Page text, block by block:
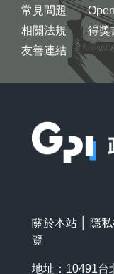
常見問題
相關法規
友善連結
得獎
關於本站 隱
覽
地址：10491台